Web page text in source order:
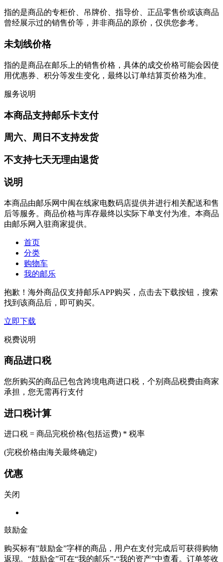
指的是商品的专柜价、吊牌价、指导价、正品零售价或该商品
曾经展示过的销售价等，并非商品的原价，仅供您参考。
未划线价格
指的是商品在邮乐上的销售价格，具体的成交价格可能会因使
用优惠券、积分等发生变化，最终以订单结算页价格为准。
服务说明
本商品支持邮乐卡支付
周六、周日不支持发货
不支持七天无理由退货
说明
本商品由邮乐网中闽在线家电数码店提供并进行相关配送和售
后等服务。商品价格与库存最终以实际下单支付为准。本商品
由邮乐网入驻商家提供。
首页
分类
购物车
我的邮乐
抱歉！海外商品仅支持邮乐APP购买，点击去下载按钮，搜索
找到该商品后，即可购买。
立即下载
税费说明
商品进口税
您所购买的商品已包含跨境电商进口税，个别商品税费由商家
承担，您无需再行支付
进口税计算
进口税 = 商品完税价格(包括运费) * 税率
(完税价格由海关最终确定)
优惠
关闭
鼓励金
购买标有”鼓励金”字样的商品，用户在支付完成后可获得购物
返现。“鼓励金”可在“我的邮乐”-“我的资产”中查看。订单签收